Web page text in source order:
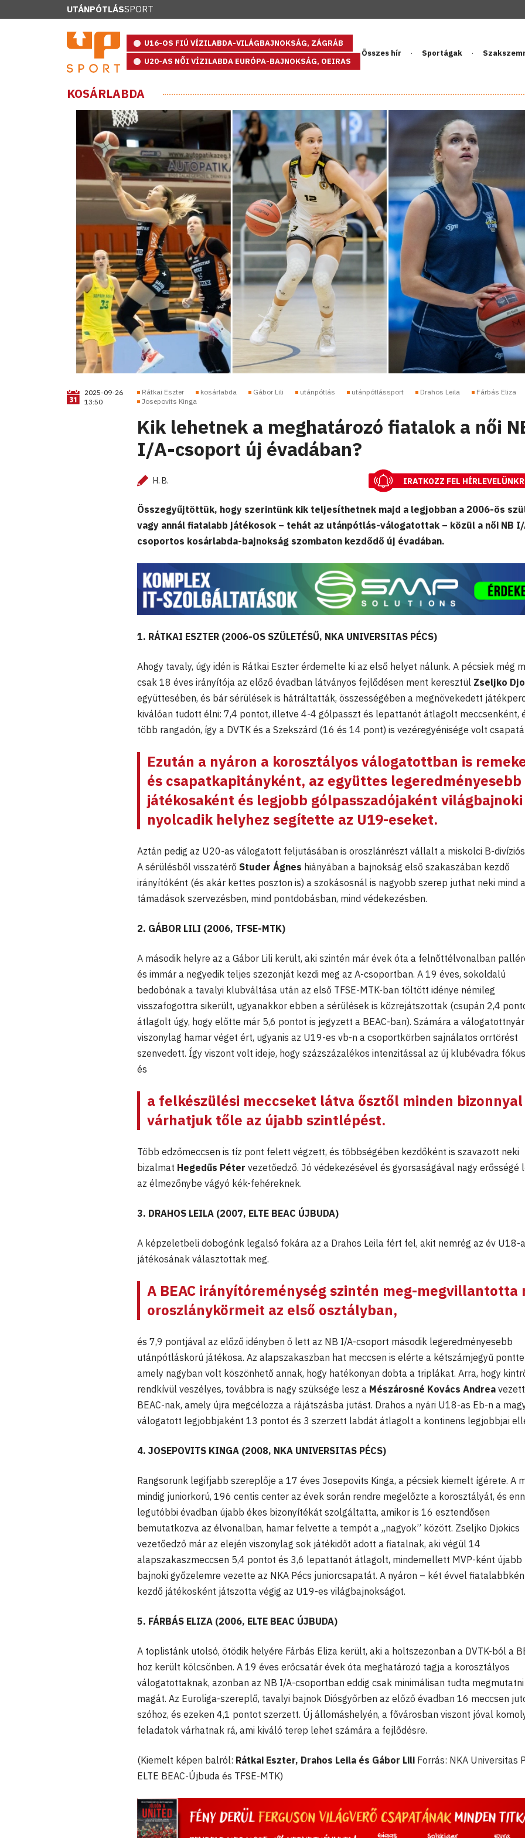
UTÁNPÓTLÁSSPORT
U16-OS FIÚ VÍZILABDA-VILÁGBAJNOKSÁG, ZÁGRÁB
U20-AS NŐI VÍZILABDA EURÓPA-BAJNOKSÁG, OEIRAS
Összes hír Sportágak
KOSÁRLABDA
2025-09-26
13:50
Rátkai Eszter kosárlabda Gábor Lili utánpótlás utánpótlássport Drahos Leila
Fárbás Eliza
Josepovits Kinga
Kik lehetnek a meghatározó fiatalok a női
I/A-csoport új évadában?
H. B. IRATKOZZ FEL
Összegyűjtöttük, hogy szerintünk kik teljesíthetnek majd a legjobban a 2006-ös
vagy annál fiatalabb játékosok – tehát az utánpótlás-válogatottak – közül a női NB
csoportos kosárlabda-bajnokság szombaton kezdődő új évadában.
1. RÁTKAI ESZTER (2006-OS SZÜLETÉSŰ, NKA UNIVERSITAS PÉCS)
Ahogy tavaly, úgy idén is Rátkai Eszter érdemelte ki az első helyet nálunk. A pécsiek még
csak 18 éves irányítója az előző évadban látványos fejlődésen ment keresztül Zseljko
együttesében, és bár sérülések is hátráltatták, összességében a megnövekedett
kiválóan tudott élni: 7,4 pontot, illetve 4-4 gólpasszt és lepattanót átlagolt meccsenként,
több rangadón, így a DVTK és a Szekszárd (16 és 14 pont) is vezéregyénisége volt
Ezután a nyáron a korosztályos válogatottban is
és csapatkapitányként, az együttes legeredményesebb
játékosaként és legjobb gólpasszadójaként világbajnoki
nyolcadik helyhez segítette az U19-eseket.
Aztán pedig az U20-as válogatott feljutásában is oroszlánrészt vállalt a miskolci B-
A sérülésből visszatérő Studer Ágnes hiányában a bajnokság első szakaszában kezdő
irányítóként (és akár kettes poszton is) a szokásosnál is nagyobb szerep juthat neki mind a
támadások szervezésben, mind pontdobásban, mind védekezésben.
2. GÁBOR LILI (2006, TFSE-MTK)
A második helyre az a Gábor Lili került, aki szintén már évek óta a felnőttélvonalban
és immár a negyedik teljes szezonját kezdi meg az A-csoportban. A 19 éves, sokoldalú
bedobónak a tavalyi klubváltása után az első TFSE-MTK-ban töltött idénye némileg
visszafogottra sikerült, ugyanakkor ebben a sérülések is közrejátszottak (csupán 2,4
átlagolt úgy, hogy előtte már 5,6 pontot is jegyzett a BEAC-ban). Számára a válogatottnyár
viszonylag hamar véget ért, ugyanis az U19-es vb-n a csoportkörben sajnálatos orrtörést
szenvedett. Így viszont volt ideje, hogy százszázalékos intenzitással az új klubévadra
és
a felkészülési meccseket látva ősztől minden bizonnyal
várhatjuk tőle az újabb szintlépést.
Több edzőmeccsen is tíz pont felett végzett, és többségében kezdőként is szavazott neki
bizalmat Hegedűs Péter vezetőedző. Jó védekezésével és gyorsaságával nagy erősségé
az élmezőnybe vágyó kék-fehéreknek.
3. DRAHOS LEILA (2007, ELTE BEAC ÚJBUDA)
A képzeletbeli dobogónk legalsó fokára az a Drahos Leila fért fel, akit nemrég az év U18-
játékosának választottak meg.
A BEAC irányítóreménység szintén meg-megvillantotta
oroszlánykörmeit az első osztályban,
és 7,9 pontjával az előző idényben ő lett az NB I/A-csoport második legeredményesebb
utánpótláskorú játékosa. Az alapszakaszban hat meccsen is elérte a kétszámjegyű
amely nagyban volt köszönhető annak, hogy hatékonyan dobta a triplákat. Arra, hogy
rendkívül veszélyes, továbbra is nagy szüksége lesz a Mészárosné Kovács Andrea
BEAC-nak, amely újra megcélozza a rájátszásba jutást. Drahos a nyári U18-as Eb-n a
válogatott legjobbjaként 13 pontot és 3 szerzett labdát átlagolt a kontinens legjobbjai
4. JOSEPOVITS KINGA (2008, NKA UNIVERSITAS PÉCS)
Rangsorunk legifjabb szereplője a 17 éves Josepovits Kinga, a pécsiek kiemelt ígérete. A
mindig juniorkorú, 196 centis center az évek során rendre megelőzte a korosztályát, és
legutóbbi évadban újabb ékes bizonyítékát szolgáltatta, amikor is 16 esztendősen
bemutatkozva az élvonalban, hamar felvette a tempót a „nagyok” között. Zseljko Djokics
vezetőedző már az elején viszonylag sok játékidőt adott a fiatalnak, aki végül 14
alapszakaszmeccsen 5,4 pontot és 3,6 lepattanót átlagolt, mindemellett MVP-ként újabb
bajnoki győzelemre vezette az NKA Pécs juniorcsapatát. A nyáron – két évvel
kezdő játékosként játszotta végig az U19-es világbajnokságot.
5. FÁRBÁS ELIZA (2006, ELTE BEAC ÚJBUDA)
A toplistánk utolsó, ötödik helyére Fárbás Eliza került, aki a holtszezonban a DVTK-ból a
hoz került kölcsönben. A 19 éves erőcsatár évek óta meghatározó tagja a korosztályos
válogatottaknak, azonban az NB I/A-csoportban eddig csak minimálisan tudta megmutatni
magát. Az Euroliga-szereplő, tavalyi bajnok Diósgyőrben az előző évadban 16 meccsen
szóhoz, és ezeken 4,1 pontot szerzett. Új állomáshelyén, a fővárosban viszont jóval
feladatok várhatnak rá, ami kiváló terep lehet számára a fejlődésre.
(Kiemelt képen balról: Rátkai Eszter, Drahos Leila és Gábor Lili Forrás: NKA Universitas
ELTE BEAC-Újbuda és TFSE-MTK)